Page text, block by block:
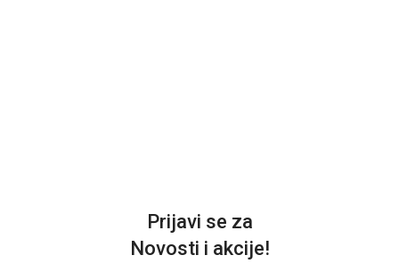
Prijavi se za
Novosti i akcije!